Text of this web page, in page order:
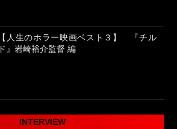
【人生のホラー映画ベスト３】 『チル
ド』岩崎裕介監督 編
INTERVIEW